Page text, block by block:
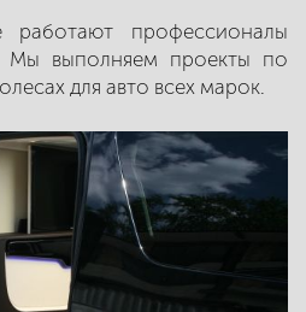
работают профессионалы
Мы выполняем проекты по
для авто всех марок.